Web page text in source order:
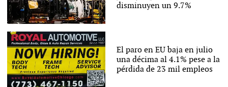
disminuyen un 9.7%
El paro en EU baja en julio
una décima al 4.1% pese a la
pérdida de 23 mil empleos